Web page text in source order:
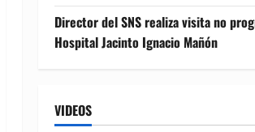
Director del SNS realiza visita no
Hospital Jacinto Ignacio Mañón
VIDEOS